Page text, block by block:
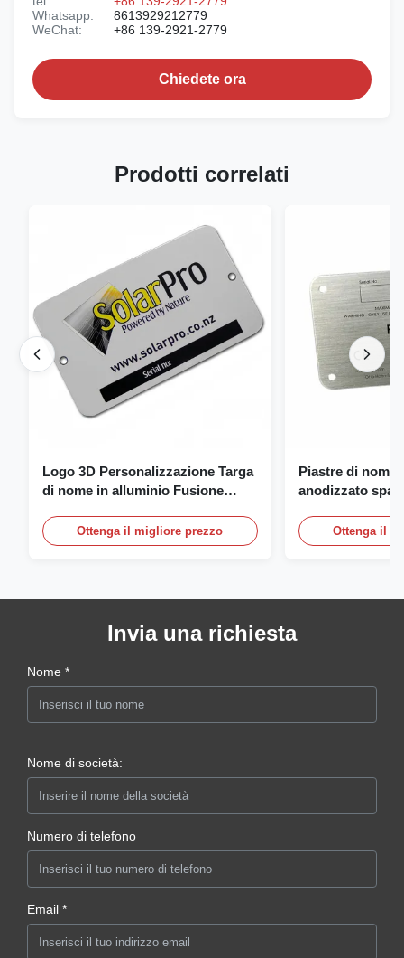
Whatsapp:
8613929212779
WeChat:
+86 139-2921-2779
Chiedete ora
Prodotti correlati
Logo 3D Personalizzazione Targa
di nome in alluminio Fusione
Ottenga il migliore prezzo
Piastre di nome
anodizzato
con logoOttenga il
Invia una richiesta
Nome *
Nome di società:
Numero di telefono
Email *